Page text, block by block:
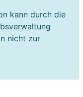
kann durch die
nicht zur